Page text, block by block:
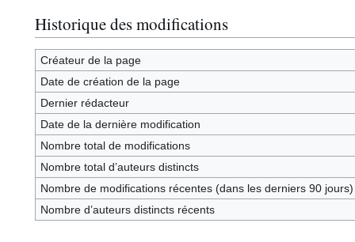
Historique des modifications
Créateur de la page
Date de création de la page
Dernier rédacteur
Date de la dernière modification
Nombre total de modifications
Nombre total d’auteurs distincts
Nombre de modifications récentes (dans les derniers 90 jours)
Nombre d’auteurs distincts récents